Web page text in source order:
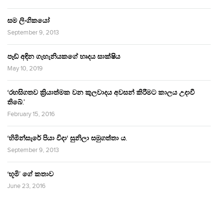
සම ලිංගිකයෝ
September 9, 2013
පෑඩ් අඳින ගැහැනියකගේ හෘදය සාක්ෂිය
May 10, 2019
‘රහසිගතව ක්‍රියාත්මක වන කුලවාදය අවසන් කිරීමට කාලය උදාවී
තිබේ.’
February 15, 2016
‘හිමින්සැරේ පියා විදා‘ සුනිලා සමුගත්තා ය.
September 9, 2013
‘භූමි’ ගේ කතාව
June 23, 2016